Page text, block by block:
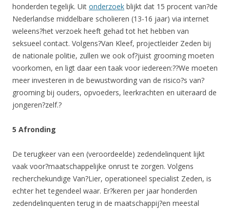
honderden tegelijk. Uit onderzoek blijkt dat 15 procent van?de
Nederlandse middelbare scholieren (13-16 jaar) via internet
weleens?het verzoek heeft gehad tot het hebben van
seksueel contact. Volgens?Van Kleef, projectleider Zeden bij
de nationale politie, zullen we ook of?juist grooming moeten
voorkomen, en ligt daar een taak voor iedereen:??We moeten
meer investeren in de bewustwording van de risico?s van?
grooming bij ouders, opvoeders, leerkrachten en uiteraard de
jongeren?zelf.?
5 Afronding
De terugkeer van een (veroordeelde) zedendelinquent lijkt
vaak voor?maatschappelijke onrust te zorgen. Volgens
recherchekundige Van?Lier, operationeel specialist Zeden, is
echter het tegendeel waar. Er?keren per jaar honderden
zedendelinquenten terug in de maatschappij?en meestal